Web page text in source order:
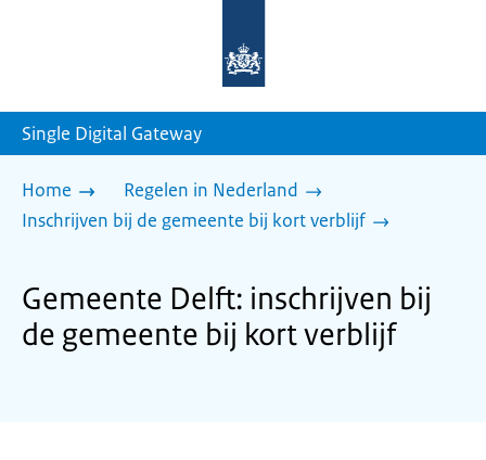
homepage
Single Digital Gateway
Home
Regelen in Nederland
Inschrijven bij de gemeente bij kort verblijf
Gemeente Delft: inschrijven bij
de gemeente bij kort verblijf